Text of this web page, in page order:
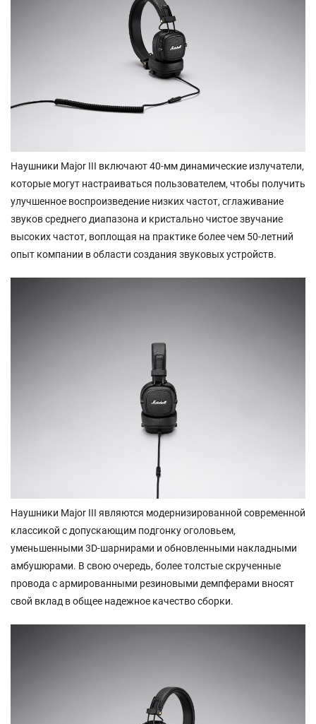
Наушники Major III включают 40-мм динамические излучатели,
которые могут настраиваться пользователем, чтобы получить
улучшенное воспроизведение низких частот, сглаживание
звуков среднего диапазона и кристально чистое звучание
высоких частот, воплощая на практике более чем 50-летний
опыт компании в области создания звуковых устройств.
Наушники Major III являются модернизированной современной
классикой с допускающим подгонку оголовьем,
уменьшенными 3D-шарнирами и обновленными накладными
амбушюрами. В свою очередь, более толстые скрученные
провода с армированными резиновыми демпферами вносят
свой вклад в общее надежное качество сборки.